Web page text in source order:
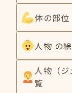
体の部
人物 の
人物（
覧